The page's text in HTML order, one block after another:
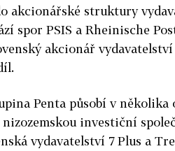
akcionářské struktury
spor PSIS a Rheinische
akcionář
Penta působí v několika
investiční
vydavatelství 7 Plus a